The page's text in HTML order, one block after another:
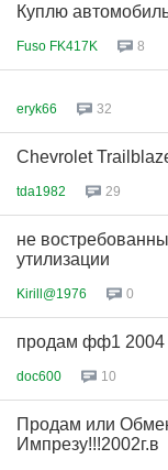
Куплю
Fuso FK417K 8
eryk66 32
Chevrolet
tda1982 29
не
утилизации
Kirill@1976 0
продам фф1 2004
doc600 10
Продам или
Импрезу!!!2002г.в